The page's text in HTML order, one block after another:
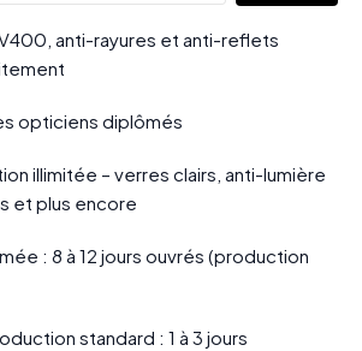
anti-rayures et anti-reflets
opticiens diplômés
illimitée – verres clairs, anti-lumière
et plus encore
: 8 à 12 jours ouvrés (production
standard : 1 à 3 jours